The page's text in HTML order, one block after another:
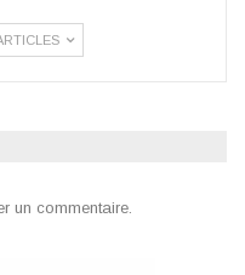
un commentaire.